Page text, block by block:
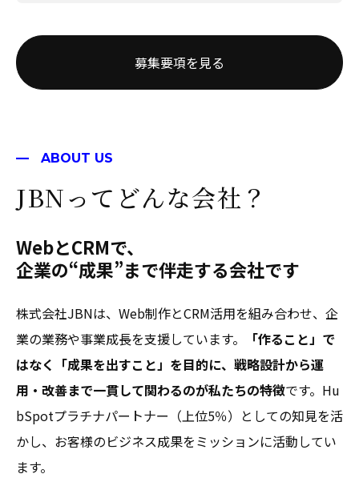
募集要項を見る
ABOUT US
JBNってどんな会社？
WebとCRMで、
企業の“成果”まで伴走する会社です
株式会社JBNは、Web制作とCRM活用を組み合わせ、企
業の業務や事業成長を支援しています。
「作ること」で
はなく「成果を出すこと」を目的に、戦略設計から運
用・改善まで一貫して関わるのが私たちの特徴です。Hu
bSpotプラチナパートナー（上位5％）としての知見を活
かし、お客様のビジネス成果をミッションに活動してい
ます。